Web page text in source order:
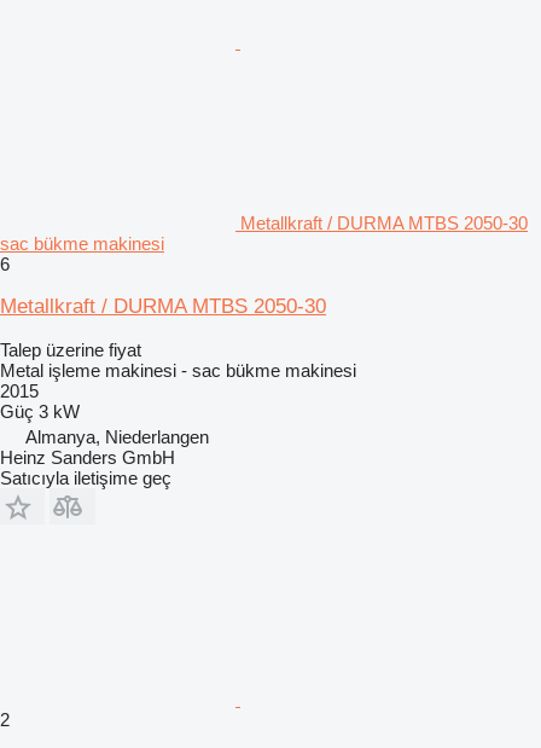
Metallkraft / DURMA MTBS 2050-30
sac bükme makinesi
6
Metallkraft / DURMA MTBS 2050-30
Talep üzerine fiyat
Metal işleme makinesi - sac bükme makinesi
2015
Güç 3 kW
Almanya, Niederlangen
Heinz Sanders GmbH
Satıcıyla iletişime geç
2